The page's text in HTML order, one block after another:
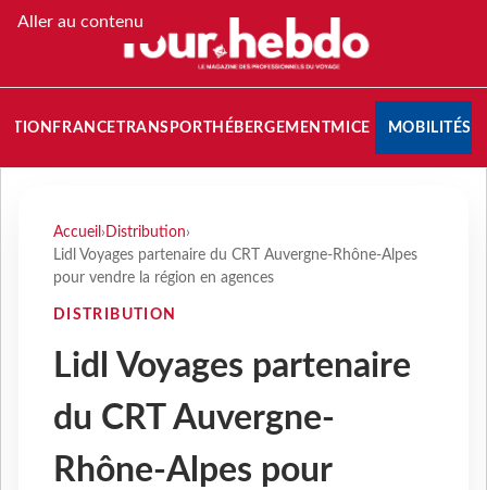
Aller au contenu
FRANCETRANSPORT HÉBERGEMENTMICE MOBILITÉS
Accueil › Distribution›
Lidl Voyages partenaire du CRT Auvergne-Rhône-Alpes
pour vendre la région en agences
DISTRIBUTION
Lidl Voyages partenaire
du CRT Auvergne-
Rhône-Alpes pour